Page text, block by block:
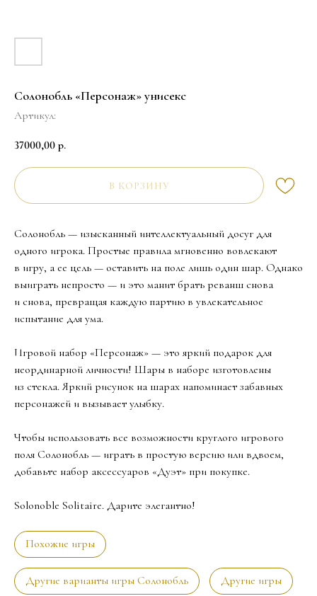
Солонобль «Персонаж» унисекс
Артикул:
37000,00 р.
В КОРЗИНУ
Солонобль — изысканный интеллектуальный досуг для
одного игрока. Простые правила мгновенно вовлекают
в игру, а ее цель — оставить на поле лишь один шар. Однако
выиграть непросто — и это манит брать реванш снова
и снова, превращая каждую партию в увлекательное
испытание для ума.
Игровой набор «Персонаж» — это яркий подарок для
неординарной личности! Шары в наборе изготовлены
из стекла. Яркий рисунок на шарах напоминает забавных
персонажей и вызывает улыбку.
Чтобы использовать все возможности круглого игрового
поля Солонобль — играть в простую версию или вдвоем,
добавьте набор аксессуаров «Дуэт» при покупке.
Solonoble Solitaire. Дарите элегантно!
Похожие игры
Другие варианты игры Солонобль Другие игры